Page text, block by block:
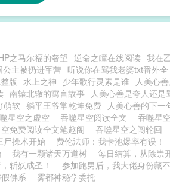
之马尔福的奢望 逆命之瞳在线阅读 我在
公主被扔进军营 听说你在骂我老婆txt番外全
版 水上之神 少年歌行灵素是谁 人美心
南辕北辙的寓言故事 人美心善是夸人还是
萌软 躺平王爷掌乾坤免费 人美心善的下一
星空之虚空 吞噬星空阅读全文 吞噬星
免费阅读全文笔趣阁 吞噬星空之闯轮回
尸操术开始 费伦法师：我卡池爆率有误！
我有一颗诸天万道树 每日结算，从除祟
斩妖成圣！ 参加跑男后，我大佬身份藏
佛系 雾都神秘学委托